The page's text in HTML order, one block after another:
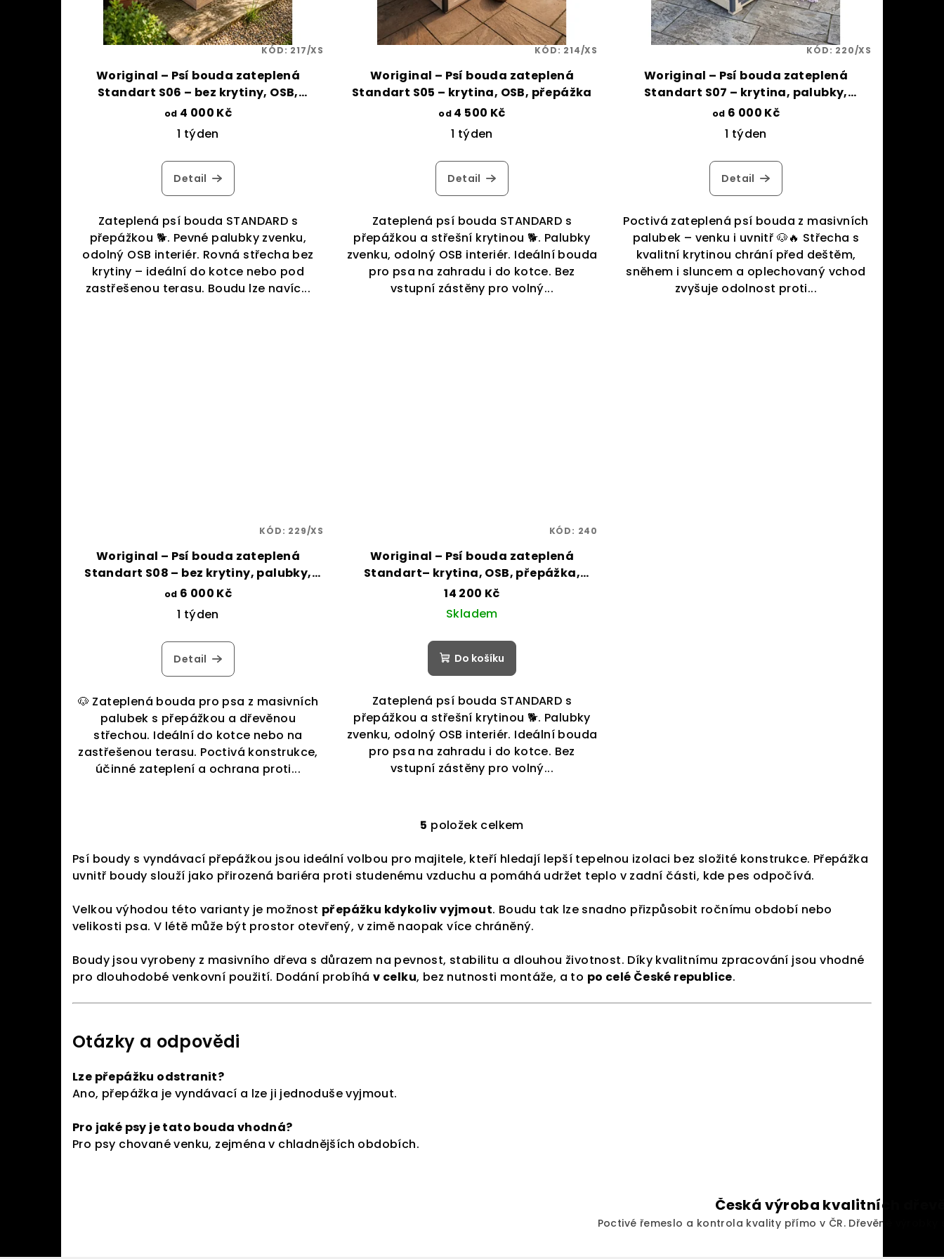
Woriginal – Psí bouda zateplená
Standart S06 – bez krytiny, OSB,
přepážka
od 4 000 Kč
1 týden
Detail
Zateplená psí bouda STANDARD s
přepážkou 🐕. Pevné palubky zvenku,
odolný OSB interiér. Rovná střecha bez
krytiny – ideální do kotce nebo pod
zastřešenou terasu. Boudu lze navíc...
KÓD: 217/XS
Woriginal – Psí bouda zateplená
Standart S05 – krytina, OSB, přepážka
od 4 500 Kč
1 týden
Detail
Zateplená psí bouda STANDARD s
přepážkou a střešní krytinou 🐕. Palubky
zvenku, odolný OSB interiér. Ideální bouda
pro psa na zahradu i do kotce. Bez
vstupní zástěny pro volný...
KÓD: 214/XS
Woriginal – Psí bouda zateplená
Standart S07 – krytina, palubky,
přepážka
od 6 000 Kč
1 týden
Detail
Poctivá zateplená psí bouda z masivních
palubek – venku i uvnitř 🐶🔥 Střecha s
kvalitní krytinou chrání před deštěm,
sněhem i sluncem a oplechovaný vchod
zvyšuje odolnost proti...
KÓD: 220/XS
Woriginal – Psí bouda zateplená
Standart S08 – bez krytiny, palubky,
přepážka
od 6 000 Kč
1 týden
Detail
🐶 Zateplená bouda pro psa z masivních
palubek s přepážkou a dřevěnou
střechou. Ideální do kotce nebo na
zastřešenou terasu. Poctivá konstrukce,
účinné zateplení a ochrana proti...
KÓD: 229/XS
Woriginal – Psí bouda zateplená
Standart– krytina, OSB, přepážka,
nátěr, linoleum, vel. 220x100
14 200 Kč
Skladem
Do košíku
Zateplená psí bouda STANDARD s
přepážkou a střešní krytinou 🐕. Palubky
zvenku, odolný OSB interiér. Ideální bouda
pro psa na zahradu i do kotce. Bez
vstupní zástěny pro volný...
KÓD: 240
O
v
l
d
a
c
í
r
5 položek celkem
Psí boudy s vyndávací přepážkou jsou ideální volbou pro majitele, kteří hledají lepší tepelnou izolaci bez složité konstrukce. Přepážka
uvnitř boudy slouží jako přirozená bariéra proti studenému vzduchu a pomáhá udržet teplo v zadní části, kde pes odpočívá.
Velkou výhodou této varianty je možnost přepážku kdykoliv vyjmout. Boudu tak lze snadno přizpůsobit ročnímu období nebo
velikosti psa. V létě může být prostor otevřený, v zimě naopak více chráněný.
Boudy jsou vyrobeny z masivního dřeva s důrazem na pevnost, stabilitu a dlouhou životnost. Díky kvalitnímu zpracování jsou vhodné
pro dlouhodobé venkovní použití. Dodání probíháv celku, bez nutnosti montáže, a to po celé České republice.
Otázky a odpovědi
Lze přepážku odstranit?
Ano, přepážka je vyndávací a lze ji jednoduše vyjmout.
Pro jaké psy je tato bouda vhodná?
Pro psy chované venku, zejména v chladnějších obdobích.
Česká výroba kvalitních
Poctivé řemeslo a kontrola kvality přímo v ČR. Dřevěné